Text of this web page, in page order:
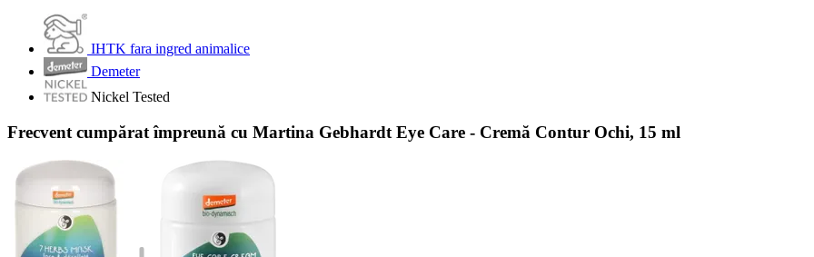
IHTK fara ingred animalice
Demeter
Nickel Tested
Frecvent cumpărat împreună cu Martina Gebhardt Eye Care - Cremă Contur Ochi, 15 ml